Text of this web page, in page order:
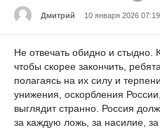
Дмитрий 10 января 2026 07:19
Не отвечать обидно и стыдно.
чтобы скорее закончить,
полагаясь на их силу и
унижения, оскорбления
выглядит странно. Россия
за каждую ложь, за насилие,